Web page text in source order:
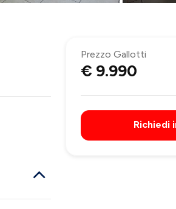
Prezzo Gallotti
€ 9.990
Richiedi